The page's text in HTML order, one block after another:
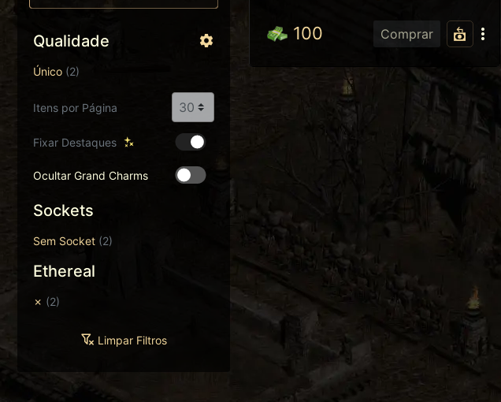
Qualidade
Único (2)
Itens por Página
Fixar Destaques
Ocultar Grand Charms
Sockets
Sem Socket (2)
Ethereal
✗ (2)
Limpar Filtros
100 Comprar